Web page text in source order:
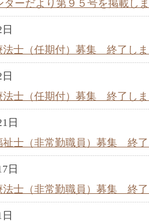
ターだより第９５号を掲載し
法士（任期付）募集 終了し
法士（任期付）募集 終了し
日
祉士（非常勤職員）募集 終
日
法士（非常勤職員）募集 終